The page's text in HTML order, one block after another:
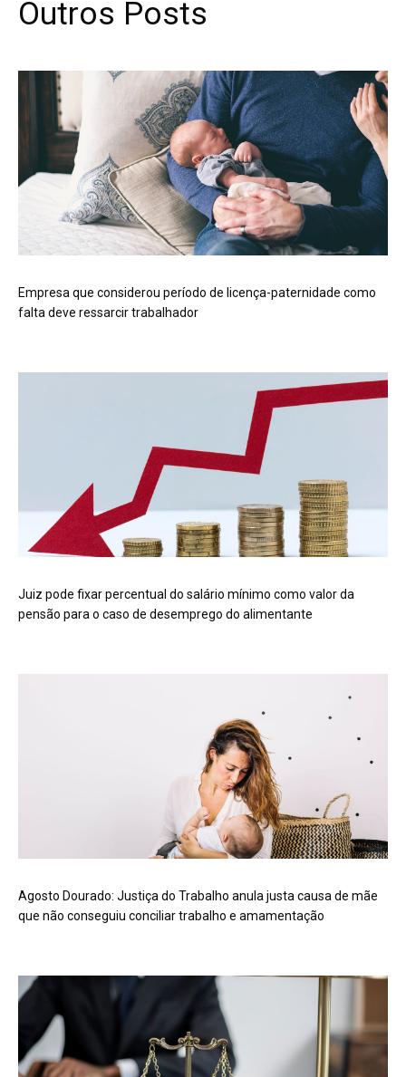
Outros Posts
Empresa que considerou período de licença-paternidade como
falta deve ressarcir trabalhador
Juiz pode fixar percentual do salário mínimo como valor da
pensão para o caso de desemprego do alimentante
Agosto Dourado: Justiça do Trabalho anula justa causa de mãe
que não conseguiu conciliar trabalho e amamentação